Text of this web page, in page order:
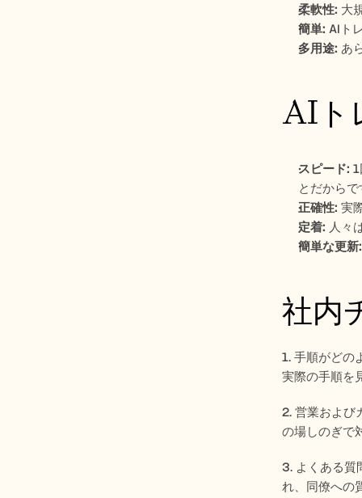
柔軟性: 大
簡単: AIト
多用途: あ
AIト
スピード:
とだから
正確性: 実
定着: 人々
簡単な更新:
社内
1. 手順がどの
実際の手順を
2. 営業および
の場しのぎで
3. よくある質
れ、同僚への